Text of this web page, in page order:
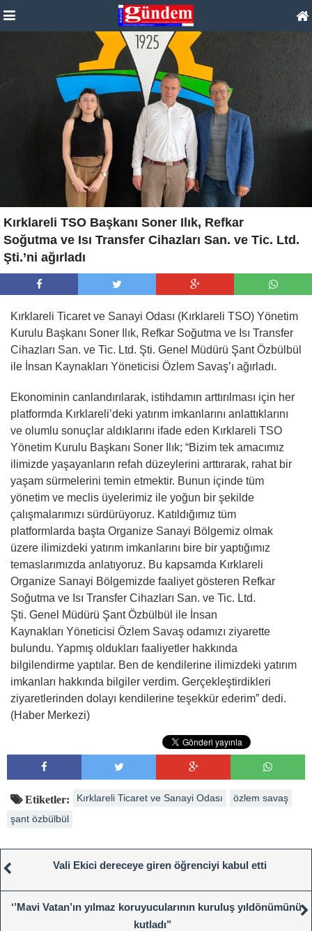
Kırklareli TSO Başkanı Soner Ilık, Refkar
Soğutma ve Isı Transfer Cihazları San. ve Tic. Ltd.
Şti.’ni ağırladı
Kırklareli Ticaret ve Sanayi Odası (Kırklareli TSO) Yönetim
Kurulu Başkanı Soner Ilık, Refkar Soğutma ve Isı Transfer
Cihazları San. ve Tic. Ltd. Şti. Genel Müdürü Şant Özbülbül
ile İnsan Kaynakları Yöneticisi Özlem Savaş’ı ağırladı.
Ekonominin canlandırılarak, istihdamın arttırılması için her
platformda Kırklareli’deki yatırım imkanlarını anlattıklarını
ve olumlu sonuçlar aldıklarını ifade eden Kırklareli TSO
Yönetim Kurulu Başkanı Soner Ilık; “Bizim tek amacımız
ilimizde yaşayanların refah düzeylerini arttırarak, rahat bir
yaşam sürmelerini temin etmektir. Bunun içinde tüm
yönetim ve meclis üyelerimiz ile yoğun bir şekilde
çalışmalarımızı sürdürüyoruz. Katıldığımız tüm
platformlarda başta Organize Sanayi Bölgemiz olmak
üzere ilimizdeki yatırım imkanlarını bire bir yaptığımız
temaslarımızda anlatıyoruz. Bu kapsamda Kırklareli
Organize Sanayi Bölgemizde faaliyet gösteren Refkar
Soğutma ve Isı Transfer Cihazları San. ve Tic. Ltd.
Şti. Genel Müdürü Şant Özbülbül ile İnsan
Kaynakları Yöneticisi Özlem Savaş odamızı ziyarette
bulundu. Yapmış oldukları faaliyetler hakkında
bilgilendirme yaptılar. Ben de kendilerine ilimizdeki yatırım
imkanları hakkında bilgiler verdim. Gerçekleştirdikleri
ziyaretlerinden dolayı kendilerine teşekkür ederim” dedi.
(Haber Merkezi)
Etiketler: Kırklareli Ticaret ve Sanayi Odası
özlem savaş
şant özbülbül
Vali Ekici dereceye giren öğrenciyi kabul etti
‘’Mavi Vatan’ın yılmaz koruyucularının kuruluş yıldönümünü
kutladı’’